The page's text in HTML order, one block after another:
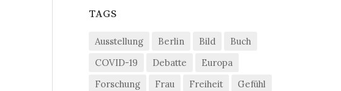
TAGS
Ausstellung Berlin Bild
Buch
COVID-19
Debatte
Europa
Forschung
Frau Freiheit
Gefühl